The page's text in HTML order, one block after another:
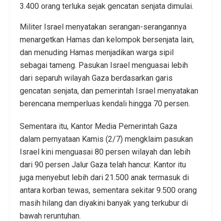
3.400 orang terluka sejak gencatan senjata dimulai.
Militer Israel menyatakan serangan-serangannya
menargetkan Hamas dan kelompok bersenjata lain,
dan menuding Hamas menjadikan warga sipil
sebagai tameng. Pasukan Israel menguasai lebih
dari separuh wilayah Gaza berdasarkan garis
gencatan senjata, dan pemerintah Israel menyatakan
berencana memperluas kendali hingga 70 persen.
Sementara itu, Kantor Media Pemerintah Gaza
dalam pernyataan Kamis (2/7) mengklaim pasukan
Israel kini menguasai 80 persen wilayah dan lebih
dari 90 persen Jalur Gaza telah hancur. Kantor itu
juga menyebut lebih dari 21.500 anak termasuk di
antara korban tewas, sementara sekitar 9.500 orang
masih hilang dan diyakini banyak yang terkubur di
bawah reruntuhan.